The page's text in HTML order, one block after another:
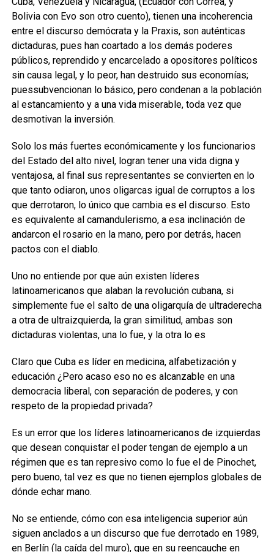
Bolivia con Evo son otro cuento), tienen una incoherencia
entre el discurso demócrata y la Praxis, son auténticas
dictaduras, pues han coartado a los demás poderes
públicos, reprendido y encarcelado a opositores políticos
sin causa legal, ylo peor, han destruido sus economías;
puessubvencionan lo básico, pero condenan a la población
al estancamiento y a una vida miserable,toda vez que
desmotivanla inversión.
Solo los más fuertes económicamente y los funcionarios
del Estado del alto nivel, logran tener una vida digna y
ventajosa, al final sus representantes se convierten en lo
que tanto odiaron, unos oligarcas igual de corruptos a los
que derrotaron, lo único que cambia es el discurso. Esto
es equivalente al camandulerismo, a esa inclinaciónde
andarcon el rosario en la mano, pero por detrás, hacen
pactos con el diablo.
Uno no entiende por que aún existen líderes
latinoamericanos que alaban la revolución cubana, si
simplemente fue el salto de una oligarquía de ultraderecha
a otra de ultraizquierda, la gran similitud, ambas son
dictaduras violentas, una lo fue, y la otra lo es
Claro que Cuba es líder en medicina, alfabetización y
educación ¿Pero acaso eso no es alcanzable en una
democracia liberal, con separación de poderes, y con
respeto de la propiedad privada?
Es un error que los líderes latinoamericanos de izquierdas
que desean conquistar el podertengan de ejemplo a un
régimen que es tan represivo como lo fue el de Pinochet,
pero bueno, tal vez es que no tienen ejemplos globales de
dónde echar mano.
No se entiende, cómo con esa inteligencia superior aún
siguen anclados a un discurso que fue derrotado en 1989,
en Berlín (la caída del muro), que en su reencauche en